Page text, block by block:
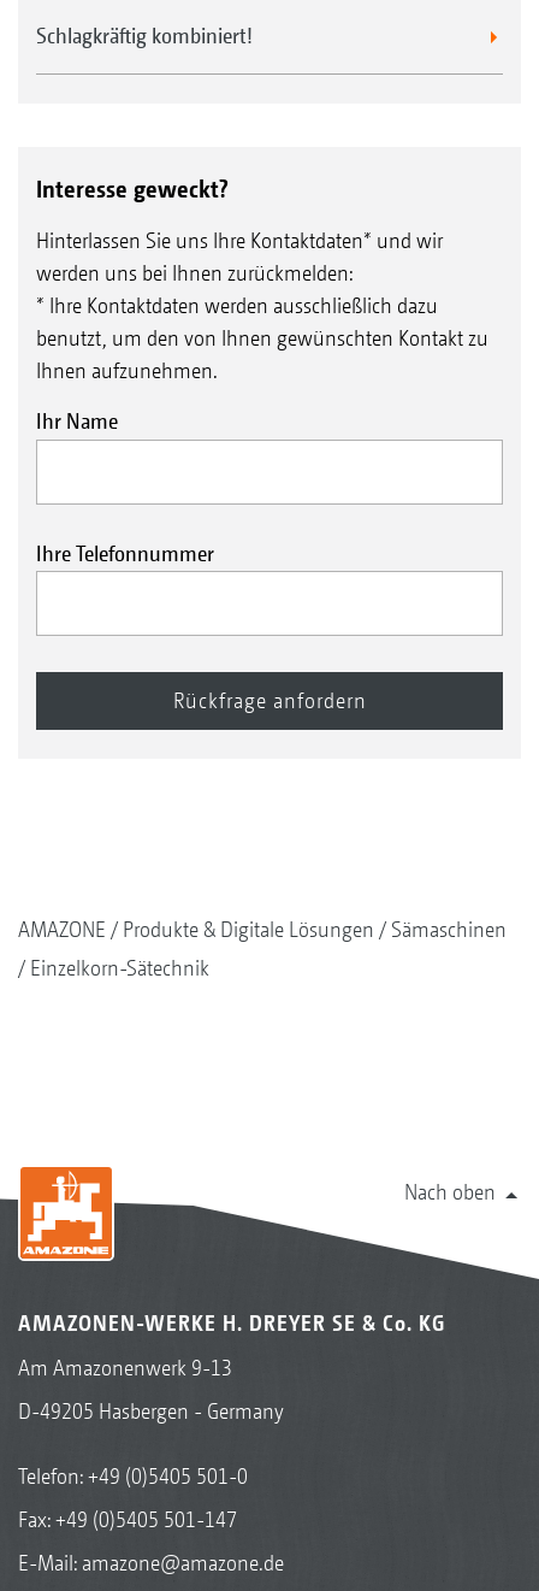
Schlagkräftig kombiniert!
Interesse geweckt?
Hinterlassen Sie uns Ihre Kontaktdaten* und wir
werden uns bei Ihnen zurückmelden:
* Ihre Kontaktdaten werden ausschließlich dazu
benutzt, um den von Ihnen gewünschten Kontakt zu
Ihnen aufzunehmen.
Ihr Name
Ihre Telefonnummer
AMAZONE Produkte & Digitale Lösungen
Sämaschinen
Einzelkorn-Sätechnik
Nach oben
AMAZONEN-WERKE H. DREYER SE & Co. KG
Am Amazonenwerk 9-13
D-49205 Hasbergen - Germany
Telefon:+49 (0)5405 501-0
Fax: +49 (0)5405 501-147
E-Mail: amazone@amazone.de